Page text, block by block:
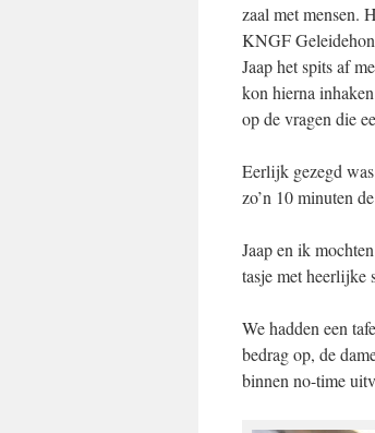
zaal met mensen.
KNGF
Jaap het spits af
kon hierna
op de vragen die
Eerlijk gezegd
zo’n 10 minuten
Jaap en ik
tasje met heerlijke
We hadden een
bedrag op, de
binnen no-time